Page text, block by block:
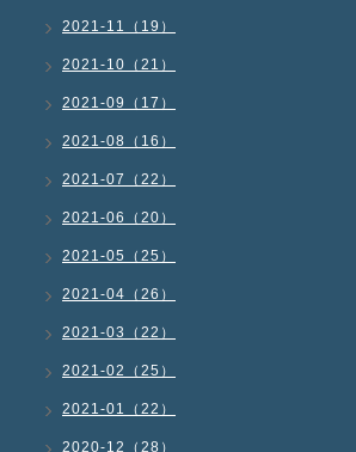
2021-11（19）
2021-10（21）
2021-09（17）
2021-08（16）
2021-07（22）
2021-06（20）
2021-05（25）
2021-04（26）
2021-03（22）
2021-02（25）
2021-01（22）
2020-12（28）